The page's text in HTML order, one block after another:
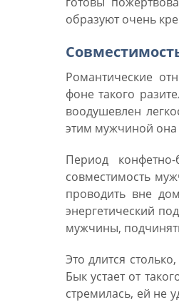
образуют очень
Романтические
фоне такого
воодушевлен
этим мужчиной она
Период
совместимость
проводить вне
энергетический
мужчины,
Это длится
Бык устает от
стремилась, ей не